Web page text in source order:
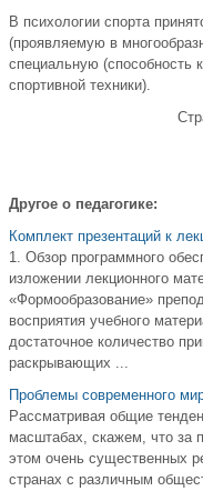
В психологии спорта
(проявляемую в
специальную (способность
спортивной техники).
Другое о педагогике:
Комплект презентаций к
1. Обзор программного
изложении лекционного
«Формообразование»
восприятия учебного
достаточное количество
раскрывающих ...
Проблемы современного
Рассматривая общие
масштабах, скажем, что за
этом очень существенных
странах с различным